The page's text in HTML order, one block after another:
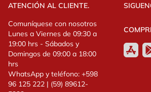
ATENCIÓN AL CLIENTE.
Comuníquese con nosotros
Lunes a Viernes de 09:30 a
19:00 hrs - Sábados y
Domingos de 09:00 a 18:00
hrs
WhatsApp y teléfono: +598
96 125 222 | (59) 89612-